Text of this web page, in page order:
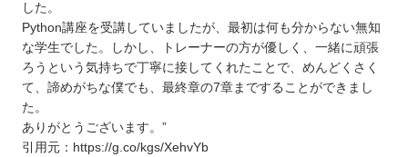
した。
Python講座を受講していましたが、最初は何も分からない無知
な学生でした。しかし、トレーナーの方が優しく、一緒に頑張
ろうという気持ちで丁寧に接してくれたことで、めんどくさく
て、諦めがちな僕でも、最終章の7章まですることができまし
た。
ありがとうございます。”
引用元：https://g.co/kgs/XehvYb